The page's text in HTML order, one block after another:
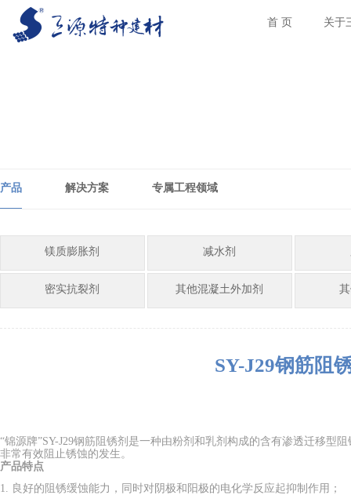
首 页 关于
产品 解决方案 专属工程领域
镁质膨胀剂 减水剂
密实抗裂剂 其他混凝土外加剂
SY-J29钢筋阻
“锦源牌”SY-J29钢筋阻锈剂是一种由粉剂和乳剂构成的含有渗透迁移型
非常有效阻止锈蚀的发生。
产品特点
1. 良好的阻锈缓蚀能力，同时对阴极和阳极的电化学反应起抑制作用；